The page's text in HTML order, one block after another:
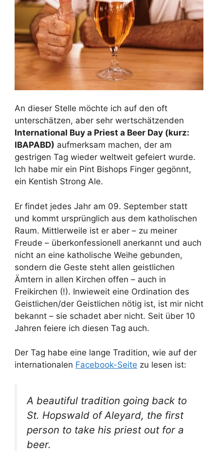
An dieser Stelle möchte ich auf den oft
unterschätzen, aber sehr wertschätzenden
International Buy a Priest a Beer Day (kurz:
IBAPABD) aufmerksam machen, der am
gestrigen Tag wieder weltweit gefeiert wurde.
Ich habe mir ein Pint Bishops Finger gegönnt,
ein Kentish Strong Ale.
Er findet jedes Jahr am 09. September statt
und kommt ursprünglich aus dem katholischen
Raum. Mittlerweile ist er aber – zu meiner
Freude – überkonfessionell anerkannt und auch
nicht an eine katholische Weihe gebunden,
sondern die Geste steht allen geistlichen
Ämtern in allen Kirchen offen – auch in
Freikirchen (!). Inwieweit eine Ordination des
Geistlichen/der Geistlichen nötig ist, ist mir nicht
bekannt – sie schadet aber nicht. Seit über 10
Jahren feiere ich diesen Tag auch.
Der Tag habe eine lange Tradition, wie auf der
internationalen Facebook-Seite zu lesen ist:
A beautiful tradition going back to
St. Hopswald of Aleyard, the first
person to take his priest out for a
beer.